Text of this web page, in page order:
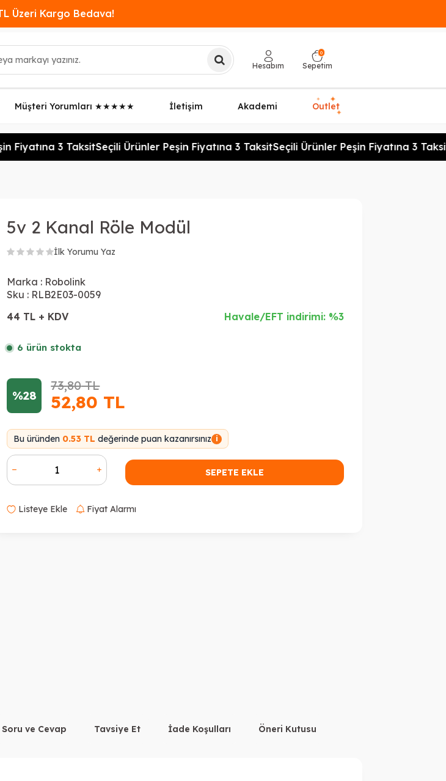
Üzeri Kargo Bedava!
Hesabım
0
Sepetim
Müşteri Yorumları ★★★★★ İletişim Akademi Outlet
✦ ✦
✦
Fiyatına 3 TaksitSeçili Ürünler Peşin Fiyatına 3 TaksitSeçili Ürünler Peşin Fiyatına 3 Taksit
5v 2 Kanal Röle Modül
İlk Yorumu Yaz
Marka : Robolink
Sku : RLB2E03-0059
44 TL + KDV
Havale/EFT indirimi: %3
6 ürün stokta
%28
73,80TL
52,80 TL
Bu üründen 0.53 TL değerinde puan kazanırsınız i
SEPETE EKLE
Listeye Ekle Fiyat Alarmı
Soru ve Cevap Tavsiye Et İade Koşulları Öneri Kutusu